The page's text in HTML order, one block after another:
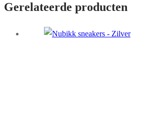
Gerelateerde producten